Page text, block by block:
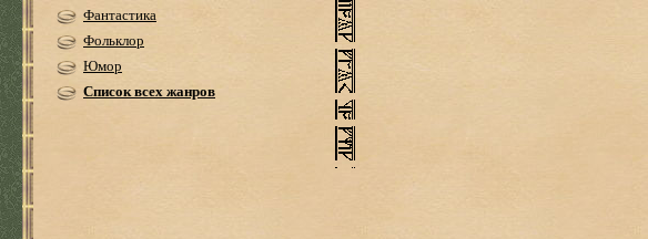
Фантастика
Фольклор
Юмор
Список всех жанров